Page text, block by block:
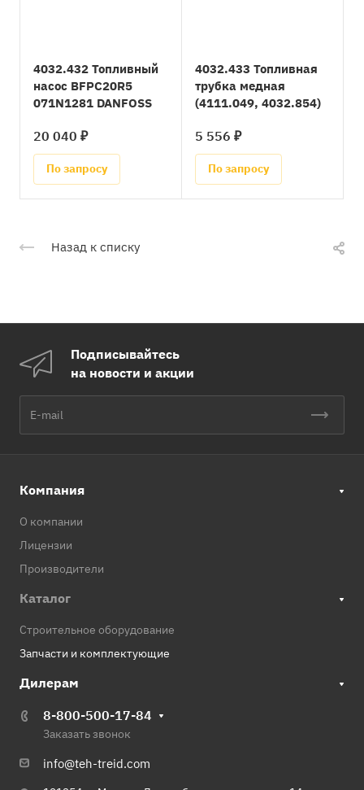
4032.432 Топливный
насос BFPC20R5
071N1281 DANFOSS
20 040 ₽
По запросу
4032.433 Топливная
трубка медная
(4111.049, 4032.854)
5 556 ₽
По запросу
Назад к списку
Подписывайтесь
на новости и акции
Компания
О компании
Лицензии
Производители
Каталог
Строительное оборудование
Запчасти и комплектующие
Дилерам
8-800-500-17-84
Заказать звонок
info@teh-treid.com